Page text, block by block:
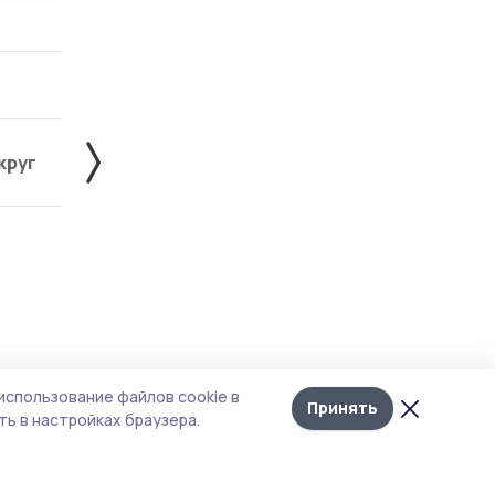
Лента
новостей
Знаменский округ
файлов cookie в
в настройках браузера.
Принять